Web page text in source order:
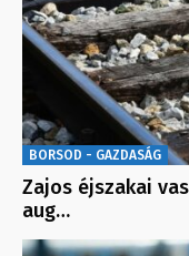
BORSOD - GAZDASÁG
Zajos éjszakai
aug…